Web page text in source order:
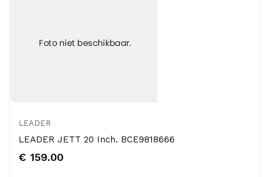
LEADER
LEADER JETT 20 Inch. BCE9818666
€ 159.00